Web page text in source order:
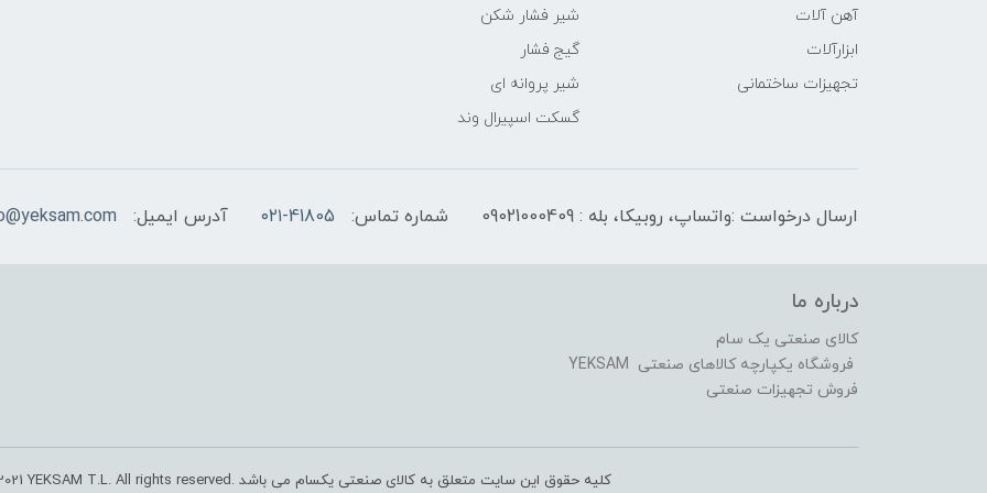
آهن آلات
ابزارآلات
تجهیزات ساختمانی
شیر فشار شکن
گیج فشار
شیر پروانه ای
گسکت اسپیرال وند
ارسال درخواست :واتساپ، روبیکا، بله : 09021000409 شماره تماس: ۰۲۱-41805 آدرس ایمیل:
درباره ما
کالای صنعتی یک سام
فروشگاه یکپارچه کالاهای صنعتی YEKSAM
فروش تجهیزات صنعتی
کلیه حقوق این سایت متعلق به کالای صنعتی یکسام می باشد .Copyright © 2018-2021 YEKSAM T.L. All rights reserved